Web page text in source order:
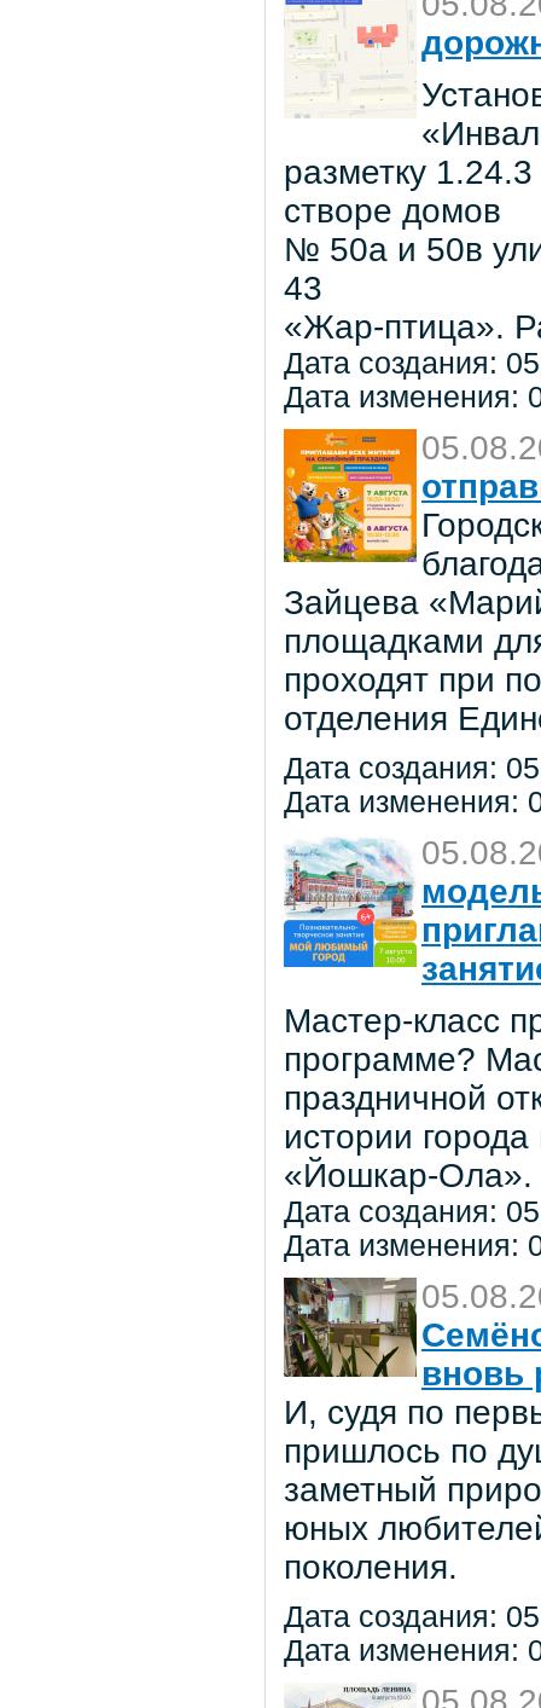
разметку
створе домов
№ 50а и 50в
43
«Жар-птица».
Дата создания:
Дата изменения:
Зайцева
площадками
проходят при
отделения
Дата создания:
Дата изменения:
Мастер-класс
программе?
праздничной
истории
«Йошкар-Ола».
Дата создания:
Дата изменения:
вновь
И, судя по
пришлось по
заметный
юных
поколения.
Дата создания:
Дата изменения: